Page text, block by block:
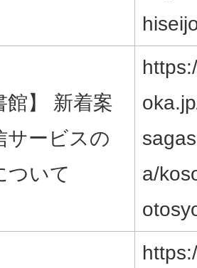
館】 新着案
サービスの
ついて
a/